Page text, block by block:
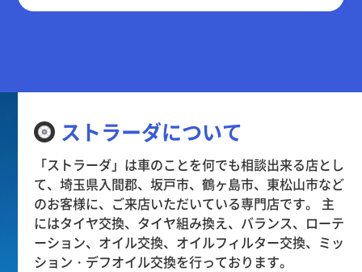
ストラーダについて
「ストラーダ」は車のことを何でも相談出来る店とし
て、埼玉県入間郡、坂戸市、鶴ヶ島市、東松山市など
のお客様に、ご来店いただいている専門店です。 主
にはタイヤ交換、タイヤ組み換え、バランス、ローテ
ーション、オイル交換、オイルフィルター交換、ミッ
ション・デフオイル交換を行っております。